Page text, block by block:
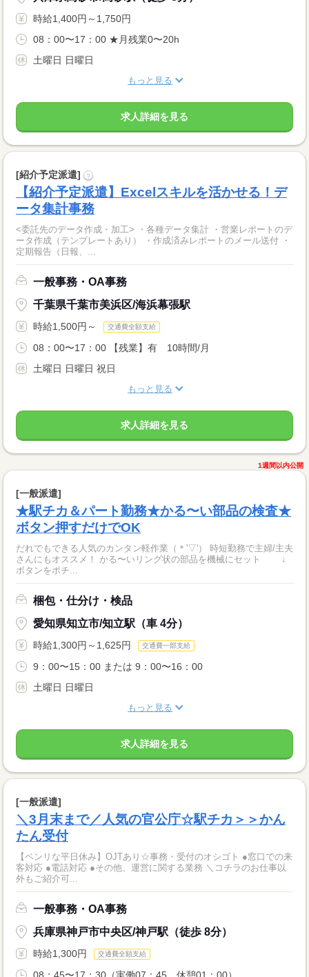
時給1,400円～1,750円
08：00〜17：00 ★月残業0〜20h
土曜日 日曜日
もっと見る
求人詳細を見る
[紹介予定派遣] ?
【紹介予定派遣】Excelスキルを活かせる！デ
ータ集計事務
<委託先のデータ作成・加工> ・各種データ集計 ・営業レポートのデ
ータ作成（テンプレートあり） ・作成済みレポートのメール送付 ・
定期報告（日報、...
一般事務・OA事務
千葉県千葉市美浜区/海浜幕張駅
時給1,500円～ 交通費全額支給
08：00〜17：00 【残業】有 10時間/月
土曜日 日曜日 祝日
もっと見る
求人詳細を見る
1週間以内公開
[一般派遣]
★駅チカ＆パート勤務★かる〜い部品の検査★
ボタン押すだけでOK
だれでもできる人気のカンタン軽作業（＊'▽'） 時短勤務で主婦/主夫
さんにもオススメ！ かる〜いリング状の部品を機械にセット ↓
ボタンをポチ...
梱包・仕分け・検品
愛知県知立市/知立駅（車 4分）
時給1,300円～1,625円 交通費一部支給
9：00〜15：00 または 9：00〜16：00
土曜日 日曜日
もっと見る
求人詳細を見る
[一般派遣]
＼3月末まで／人気の官公庁☆駅チカ＞＞かん
たん受付
【ベンリな平日休み】OJTあり☆事務・受付のオシゴト ●窓口での来
客対応 ●電話対応 ●その他、運営に関する業務 ＼コチラのお仕事以
外もご紹介可...
一般事務・OA事務
兵庫県神戸市中央区/神戸駅（徒歩 8分）
時給1,300円 交通費全額支給